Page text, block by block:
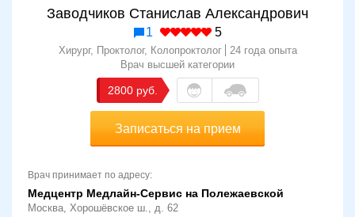
Заводчиков Станислав Александрович
1 5
Хирург, Проктолог, Колопроктолог
24 года опыта
Врач высшей категории
2800
Записаться на прием
Врач принимает по адресу:
Медцентр Медлайн-Сервис на Полежаевской
Москва, Хорошёвское ш., д. 62